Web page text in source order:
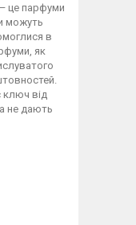
це парфуми
можуть
в
як
ключ від
не дають